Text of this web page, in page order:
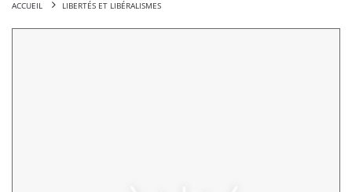
ACCUEIL LIBERTÉS ET LIBÉRALISMES